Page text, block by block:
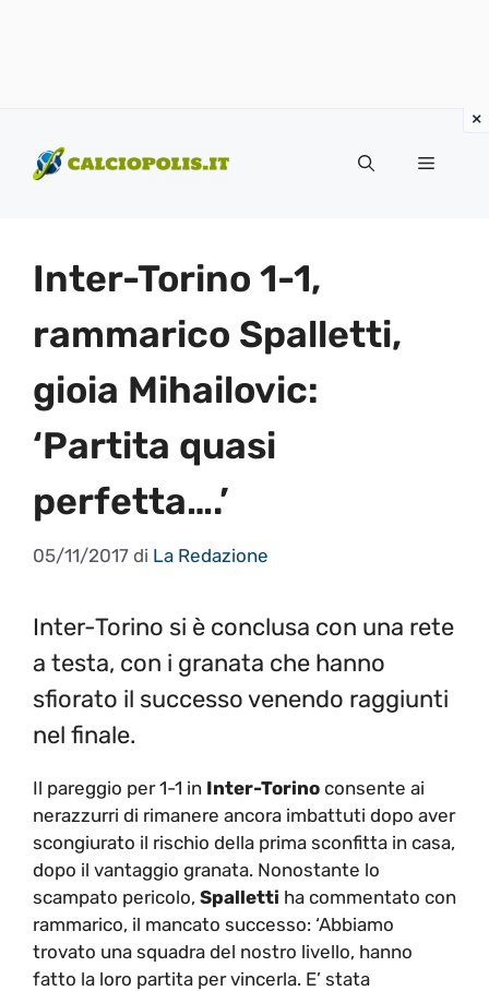
contenuto
Menu
Inter-Torino 1-1,
rammarico Spalletti,
gioia Mihailovic:
‘Partita quasi
perfetta….’
05/11/2017 di La Redazione
Inter-Torino si è conclusa con una rete
a testa, con i granata che hanno
sfiorato il successo venendo raggiunti
nel finale.
Il pareggio per 1-1 in Inter-Torino consente ai
nerazzurri di rimanere ancora imbattuti dopo aver
scongiurato il rischio della prima sconfitta in casa,
dopo il vantaggio granata. Nonostante lo
scampato pericolo, Spalletti ha commentato con
rammarico, il mancato successo: ‘Abbiamo
trovato una squadra del nostro livello, hanno
fatto la loro partita per vincerla. E’ stata